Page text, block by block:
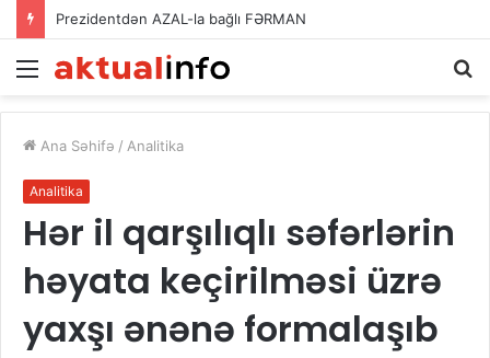
Prezidentdən AZAL-la bağlı FƏRMAN
Menu
Ana Səhifə / Analitika
Analitika
Hər il qarşılıqlı səfərlərin
həyata keçirilməsi üzrə
yaxşı ənənə formalaşıb